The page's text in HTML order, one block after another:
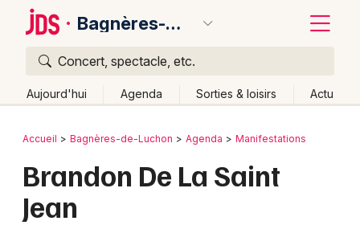
Bagnères-de-Luchon
Concert, spectacle, etc.
Aujourd'hui Agenda Sorties & loisirs Actu
Publier un événement
Bordeaux
Colmar
Retour
Accueil Bagnères-de-Luchon Agenda Manifestations
Brandon De La Saint
Jean
Quoi ?
Où ?
Midi-Pyrénées
Partout Près de moi Changer de lieu
Quand ?